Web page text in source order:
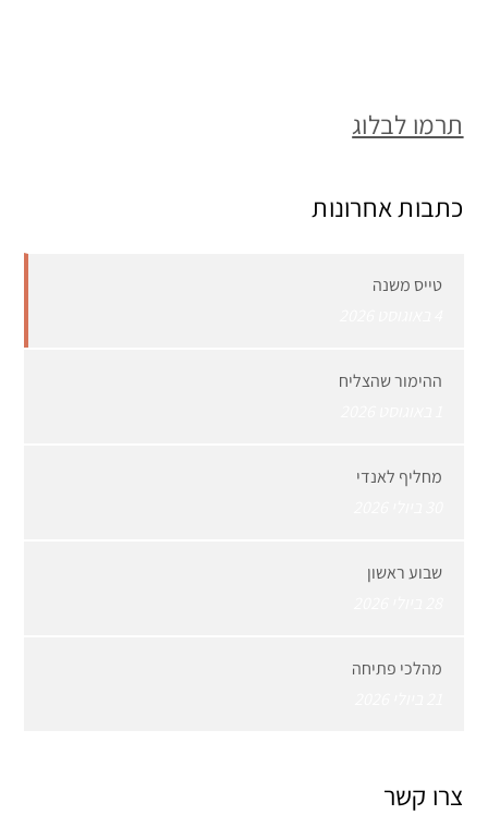
תרמו לבלוג
כתבות אחרונות
טייס משנה
ההימור שהצליח
מחליף לאנדי
שבוע ראשון
מהלכי פתיחה
צרו קשר